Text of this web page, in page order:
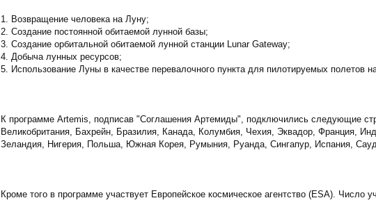
1. Возвращение человека на Луну;
2. Создание постоянной обитаемой лунной базы;
3. Создание орбитальной обитаемой лунной станции Lunar Gateway;
4. Добыча лунных ресурсов;
5. Использование Луны в качестве перевалочного пункта для пилотируемых полетов
К программе Artemis, подписав "Соглашения Артемиды", подключились следующие
Великобритания, Бахрейн, Бразилия, Канада, Колумбия, Чехия, Эквадор, Франция,
Зеландия, Нигерия, Польша, Южная Корея, Румыния, Руанда, Сингапур, Испания,
Кроме того в программе участвует Европейское космическое агентство (ESA). Число